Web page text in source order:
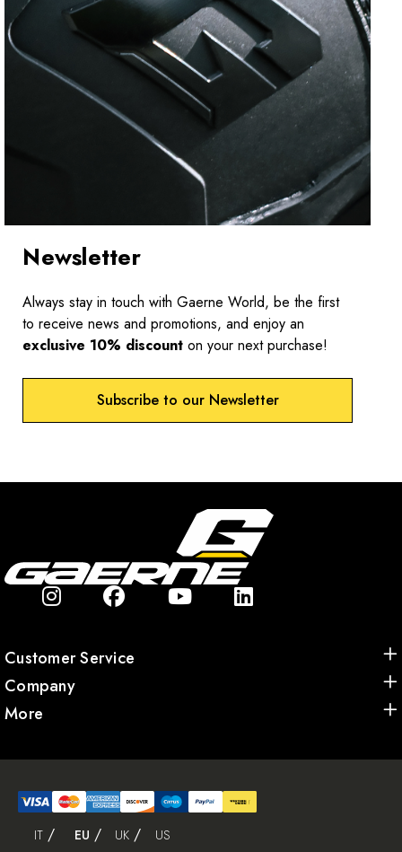
Newsletter
Always stay in touch with Gaerne World, be the first
to receive news and promotions, and enjoy an
exclusive 10% discount on your next purchase!
Subscribe to our Newsletter
Customer Service
Company
More
IT EU UK US